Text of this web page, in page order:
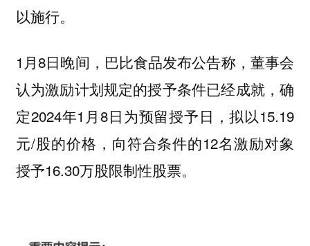
以施行。
1月8日晚间，巴比食品发布公告称，董事会
认为激励计划规定的授予条件已经成就，确
定2024年1月8日为预留授予日，拟以15.19
元/股的价格，向符合条件的12名激励对象
授予16.30万股限制性股票。